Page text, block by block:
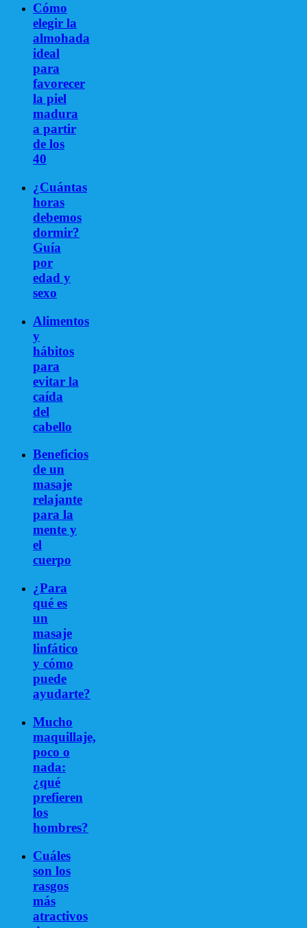
Cómo
elegir la
almohada
ideal
para
favorecer
la piel
madura
a partir
de los
40
¿Cuántas
horas
debemos
dormir?
Guía
por
edad y
sexo
Alimentos
y
hábitos
para
evitar la
caída
del
cabello
Beneficios
de un
masaje
relajante
para la
mente y
el
cuerpo
¿Para
qué es
un
masaje
linfático
y cómo
puede
ayudarte?
Mucho
maquillaje,
poco o
nada:
¿qué
prefieren
los
hombres?
Cuáles
son los
rasgos
más
atractivos